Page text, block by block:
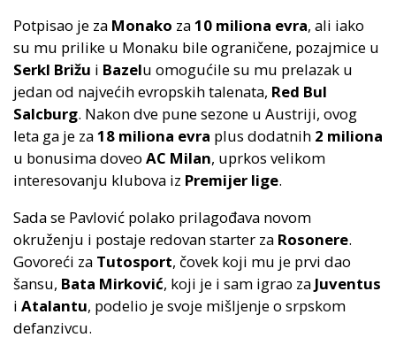
Potpisao je za Monako za10 miliona evra, ali iako
su mu prilike u Monaku bile ograničene, pozajmice u
Serkl Brižu i Bazelu omogućile su mu prelazak u
jedan od najvećih evropskih talenata, Red Bul
Salcburg. Nakon dve pune sezone u Austriji, ovog
leta ga je za18 miliona evra plus dodatnih 2 miliona
u bonusima doveo AC Milan, uprkos velikom
interesovanju klubova iz Premijer lige.
Sada se Pavlović polako prilagođava novom
okruženju i postaje redovan starter za Rosonere.
Govoreći za Tutosport, čovek koji mu je prvi dao
šansu, Bata Mirković, koji je i sam igrao za Juventus
i Atalantu, podelio je svoje mišljenje o srpskom
defanzivcu.